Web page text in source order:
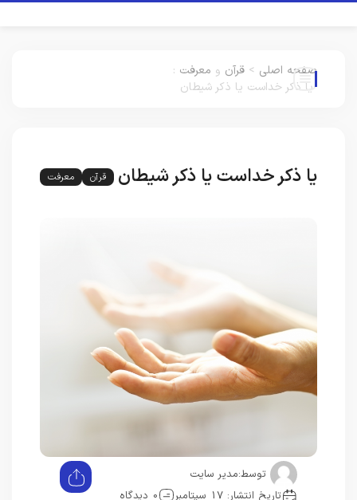
صفحه اصلی > قرآن و معرفت :
یا ذکر خداست یا ذکر شیطان
یا ذکر خداست یا ذکر شیطان قرآن معرفت
توسط:مدیر سایت
تاریخ انتشار: 17 سپتامبر
0 دیدگاه